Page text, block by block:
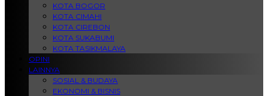
KOTA BOGOR
KOTA CIMAHI
KOTA CIREBON
KOTA SUKABUMI
KOTA TASIKMALAYA
OPINI
LAINNYA
SOSIAL & BUDAYA
EKONOMI & BISNIS